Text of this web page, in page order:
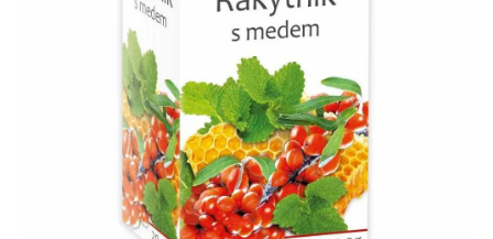
ZDRAVÉ PEČENÍ
DÁRKOVÉ POUKAZY
TÉMATICKÉ PRODUKTY
PROFI BALENÍ